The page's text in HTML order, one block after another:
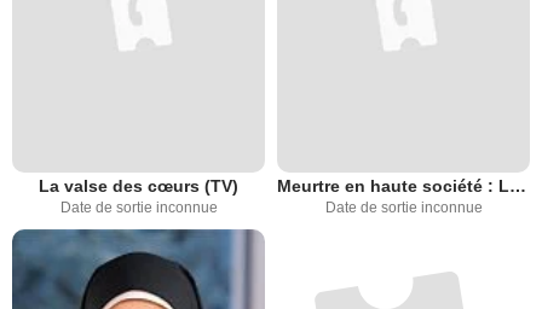
La valse des cœurs (TV)
Date de sortie inconnue
Meurtre en haute société : Le masque du destin (TV)
Date de sortie inconnue